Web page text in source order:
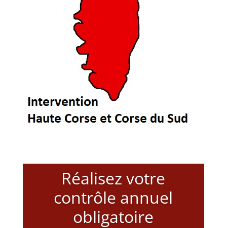
Réalisez votre
contrôle annuel
obligatoire